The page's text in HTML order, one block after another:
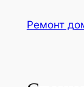
Ремонт